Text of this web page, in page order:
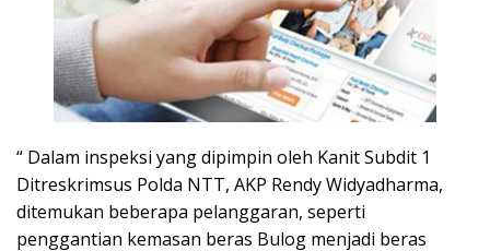
“ Dalam inspeksi yang dipimpin oleh Kanit Subdit 1
Ditreskrimsus Polda NTT, AKP Rendy Widyadharma,
ditemukan beberapa pelanggaran, seperti
penggantian kemasan beras Bulog menjadi beras